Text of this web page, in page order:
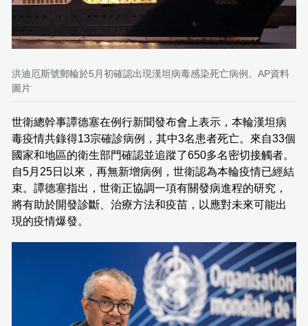
洪迪厄斯號郵輪於5月初確認出現漢坦病毒感染死亡病例。AP資料
圖片
世衛總幹事譚德塞在例行新聞發布會上表示，本輪漢坦病
毒疫情共錄得13宗確診病例，其中3名患者死亡。來自33個
國家和地區的衛生部門確認並追蹤了650多名密切接觸者。
自5月25日以來，再無新增病例，世衛認為本輪疫情已經結
束。譚德塞指出，世衛正協調一項有關發病進程的研究，
將有助於開發診斷、治療方法和疫苗，以應對未來可能出
現的疫情爆發。